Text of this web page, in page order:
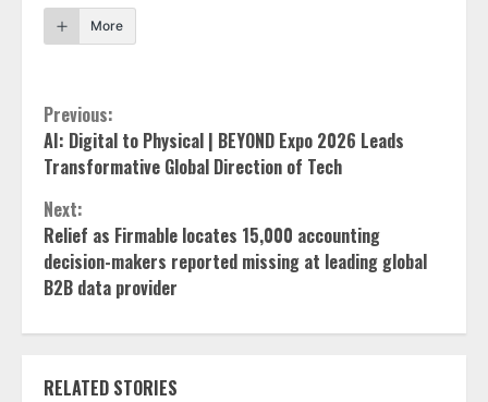
More
Continue
Reading
Previous:
AI: Digital to Physical | BEYOND Expo 2026 Leads
Transformative Global Direction of Tech
Next:
Relief as Firmable locates 15,000 accounting
decision-makers reported missing at leading global
B2B data provider
RELATED STORIES